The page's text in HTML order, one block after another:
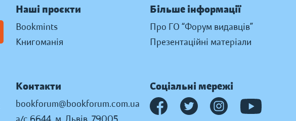
Наші проєкти
Bookmints
Книгоманія
Більше інформації
Про ГО “Форум видавців”
Презентаційні матеріали
Контакти
bookforum@bookforum.com.ua
Соціальні мережі